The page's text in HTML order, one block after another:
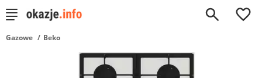
0
Gazowe Beko